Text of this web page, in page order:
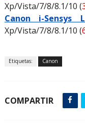
Xp/Vista/7/8/8.1/10 (
Canon i-Sensys
Xp/Vista/7/8/8.1/10 (
Etiquetas: Canon
COMPARTIR